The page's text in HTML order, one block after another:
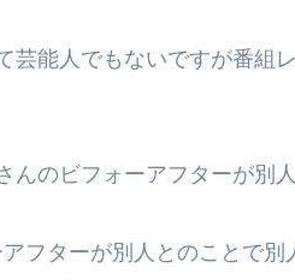
芸能人でもないですが番組
んのビフォーアフターが別
フターが別人とのことで